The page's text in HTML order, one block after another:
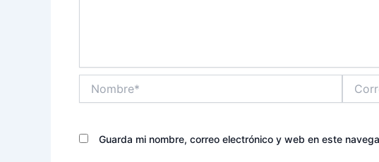
Guarda mi nombre, correo electrónico y web en este